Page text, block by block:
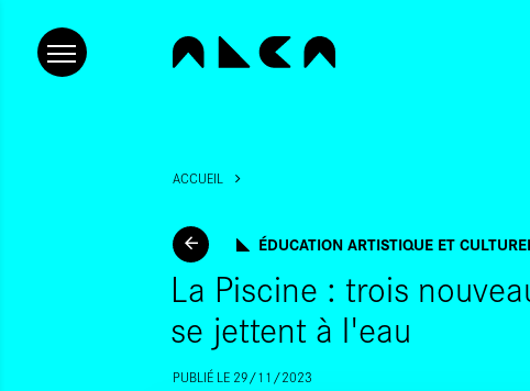
ACCUEIL
ÉDUCATION ARTISTIQUE ET
La Piscine : trois
se jettent à l'eau
PUBLIÉ LE 29/11/2023